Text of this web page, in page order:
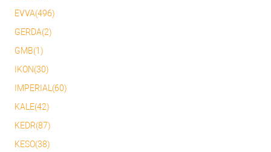
EVVA(496)
GERDA(2)
GMB(1)
IKON(30)
IMPERIAL(60)
KALE(42)
KEDR(87)
KESO(38)